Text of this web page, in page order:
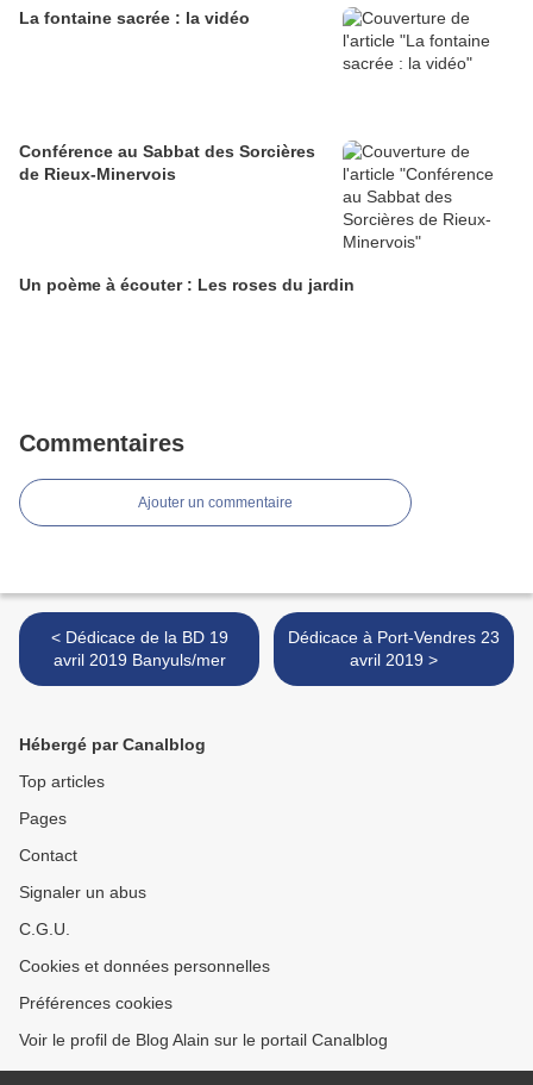
La fontaine sacrée : la vidéo
Conférence au Sabbat des Sorcières
de Rieux-Minervois
Un poème à écouter : Les roses du jardin
Commentaires
Ajouter un commentaire
< Dédicace de la BD 19
avril 2019 Banyuls/mer
Dédicace à Port-Vendres 23
avril 2019 >
Hébergé par Canalblog
Top articles
Pages
Contact
Signaler un abus
C.G.U.
Cookies et données personnelles
Préférences cookies
Voir le profil de Blog Alain sur le portail Canalblog